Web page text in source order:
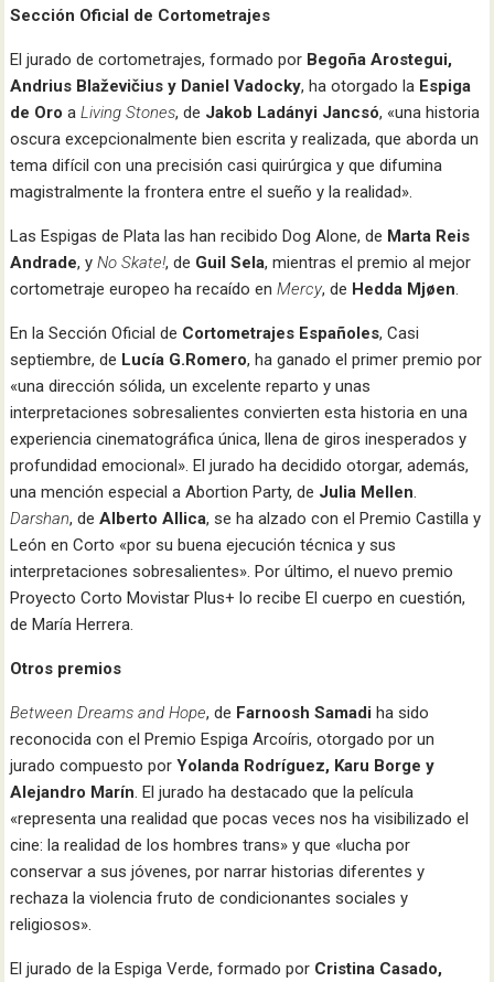
Sección Oficial de Cortometrajes
El jurado de cortometrajes, formado por Begoña Arostegui,
Andrius Blaževičius y Daniel Vadocky, ha otorgado la Espiga
de Oro aLiving Stones, de Jakob Ladányi Jancsó, «una historia
oscura excepcionalmente bien escrita y realizada, que aborda un
tema difícil con una precisión casi quirúrgica y que difumina
magistralmente la frontera entre el sueño y la realidad».
Las Espigas de Plata las han recibido Dog Alone, de Marta Reis
Andrade, yNo Skate!, de Guil Sela, mientras el premio al mejor
cortometraje europeo ha recaído enMercy, de Hedda Mjøen.
En la Sección Oficial de Cortometrajes Españoles, Casi
septiembre, de Lucía G. Romero, ha ganado el primer premio por
«una dirección sólida, un excelente reparto y unas
interpretaciones sobresalientes convierten esta historia en una
experiencia cinematográfica única, llena de giros inesperados y
profundidad emocional». El jurado ha decidido otorgar, además,
una mención especial a Abortion Party, de Julia Mellen.
Darshan, deAlberto Allica, se ha alzado con el Premio Castilla y
León en Corto «por su buena ejecución técnica y sus
interpretaciones sobresalientes». Por último, el nuevo premio
Proyecto Corto Movistar Plus+ lo recibe El cuerpo en cuestión,
de María Herrera.
Otros premios
Between Dreams and Hope, de Farnoosh Samadi ha sido
reconocida con el Premio Espiga Arcoíris, otorgado por un
jurado compuesto porYolanda Rodríguez, Karu Borge y
Alejandro Marín. El jurado ha destacado que la película
«representa una realidad que pocas veces nos ha visibilizado el
cine: la realidad de los hombres trans» y que «lucha por
conservar a sus jóvenes, por narrar historias diferentes y
rechaza la violencia fruto de condicionantes sociales y
religiosos».
El jurado de la Espiga Verde, formado por Cristina Casado,